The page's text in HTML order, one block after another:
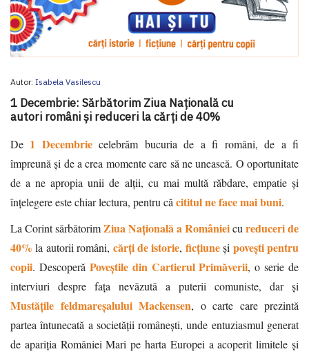
Autor: Isabela Vasilescu
1 Decembrie: Sărbătorim Ziua Națională cu
autori români și reduceri la cărți de 40%
De 1 Decembriecelebrăm bucuria de a fi români, de a fi
împreună și de a crea momente care să ne unească. O oportunitate
de a ne apropia unii de alții, cu mai multă răbdare, empatie și
înțelegere este chiar lectura, pentru căcititul ne face mai buni.
La Corint sărbătorimZiua Națională a Românieicureduceri de
40% la autorii români, cărți de istorie, ficțiuneși povești pentru
copii. Descoperă Poveștile din Cartierul Primăverii, o serie de
interviuri despre fața nevăzută a puterii comuniste, dar și
Mustățile feldmareșalului Mackensen, o carte care prezintă
partea întunecată a societății românești, unde entuziasmul generat
de apariția României Mari pe harta Europei a acoperit limitele și